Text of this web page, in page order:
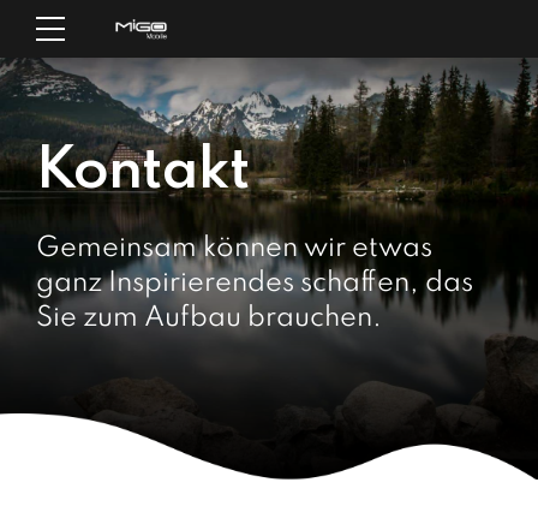
Kontakt
Gemeinsam können wir etwas
ganz Inspirierendes schaffen, das
Sie zum Aufbau brauchen.